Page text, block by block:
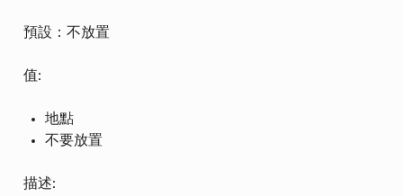
預設：不放置
值:
地點
不要放置
描述: